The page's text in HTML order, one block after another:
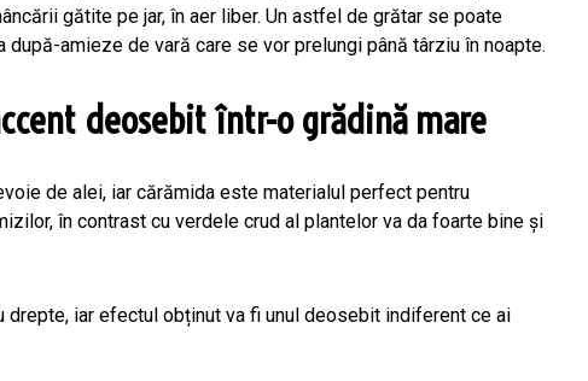
gătite pe jar, în aer liber. Un astfel de grătar se poate
amieze de vară care se vor prelungi până târziu în noapte.
deosebit într-o grădină mare
de alei, iar cărămida este materialul perfect pentru
în contrast cu verdele crud al plantelor va da foarte bine și
iar efectul obținut va fi unul deosebit indiferent ce ai